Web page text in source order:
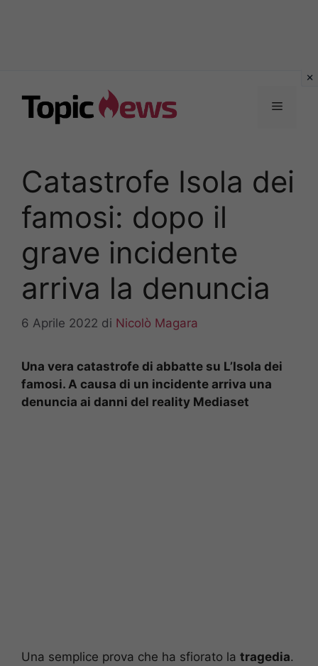
contenuto
Menu
Catastrofe Isola dei
famosi: dopo il
grave incidente
arriva la denuncia
6 Aprile 2022 di Nicolò Magara
Una vera catastrofe di abbatte su L’Isola dei
famosi. A causa di un incidente arriva una
denuncia ai danni del reality Mediaset
Una semplice prova che ha sfiorato la tragedia.